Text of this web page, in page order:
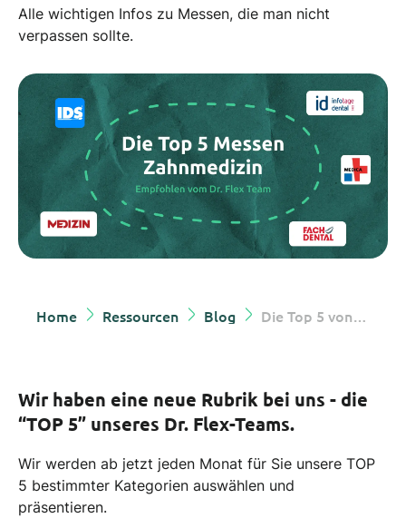
Alle wichtigen Infos zu Messen, die man nicht
verpassen sollte.
Home Ressourcen Blog Die Top 5 von Dr. Flex
Wir haben eine neue Rubrik bei uns - die
“TOP 5” unseres Dr. Flex-Teams.
Wir werden ab jetzt jeden Monat für Sie unsere TOP
5 bestimmter Kategorien auswählen und
präsentieren.